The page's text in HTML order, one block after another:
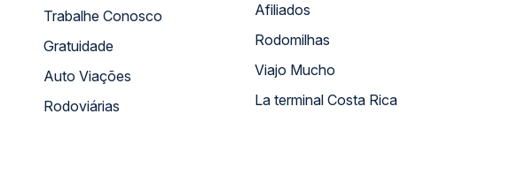
Trabalhe Conosco
Gratuidade
Auto Viações
Rodoviárias
Afiliados
Rodomilhas
Viajo Mucho
La terminal Costa Rica